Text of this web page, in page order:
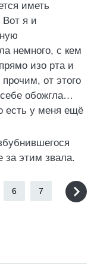
иметь
Вот я и
немного, с кем
изо рта и
от этого
обожгла…
есть у меня ещё
этим звала.
6 7